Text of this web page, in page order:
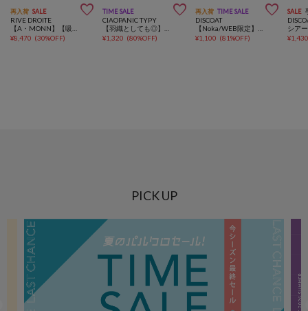
再入荷 SALE 
RIVE DROITE
【A・MONN】【吸水速乾/接触冷感】オープンネックTee
¥8,470 (30%OFF)
TIME SALE 
CIAOPANIC TYPY
【羽織としても◎】アソート柄裾バルーンチュニックブラウス
¥1,320 (80%OFF)
再入荷 TIME SALE 
DISCOAT
【Noka/WEB限定】ワイドリブフレンチTシャツ
¥1,100 (81%OFF)
SALE
¥
PICK UP